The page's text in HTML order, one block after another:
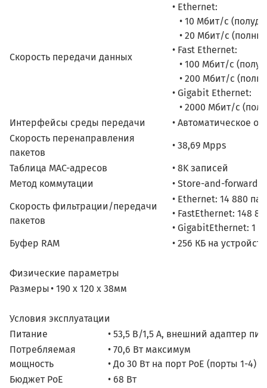
Скорость передачи данных
• Ethernet:
• 10 Мбит/с
• 20 Мбит/с
• Fast Ethernet:
• 100 Мбит/с
• 200 Мбит/с
• Gigabit Ethernet:
• 2000 Мбит/с
Интерфейсы среды передачи
• Автоматическое
Скорость перенаправления
пакетов
• 38,69 Mpps
Таблица MAC-адресов
• 8K записей
Метод коммутации
• Store-and-forward
Скорость фильтрации/передачи
пакетов
• Ethernet: 14 880
• FastEthernet: 148
• GigabitEthernet: 1
Буфер RAM
• 256 КБ на
Физические параметры
Размеры• 190 x 120 x 38мм
Условия эксплуатации
Питание
• 53,5 В/1,5 А, внешний адаптер
Потребляемая
мощность
• 70,6 Вт максимум
• До 30 Вт на порт РоЕ (порты 1-4)
Бюджет PoE
• 68 Вт